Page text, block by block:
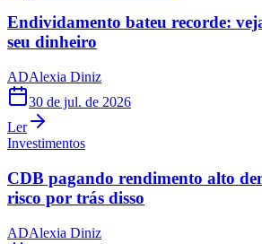
Endividamento bateu recorde:
seu dinheiro
ADAlexia Diniz
30 de jul. de 2026
Ler
Investimentos
CDB pagando rendimento alto
risco por trás disso
ADAlexia Diniz